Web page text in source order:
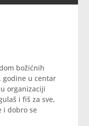
božićnih
godine u centar
organizaciji
i fiš za sve,
i dobro se